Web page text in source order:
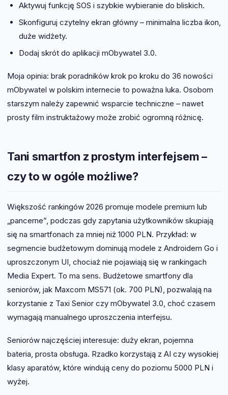
Aktywuj funkcję SOS i szybkie wybieranie do bliskich.
Skonfiguruj czytelny ekran główny – minimalna liczba ikon,
duże widżety.
Dodaj skrót do aplikacji mObywatel 3.0.
Moja opinia: brak poradników krok po kroku do 36 nowości
mObywatel w polskim internecie to poważna luka. Osobom
starszym należy zapewnić wsparcie techniczne – nawet
prosty film instruktażowy może zrobić ogromną różnicę.
Tani smartfon z prostym interfejsem –
czy to w ogóle możliwe?
Większość rankingów 2026 promuje modele premium lub
„pancerne”, podczas gdy zapytania użytkowników skupiają
się na smartfonach za mniej niż 1000 PLN. Przykład: w
segmencie budżetowym dominują modele z Androidem Go i
uproszczonym UI, chociaż nie pojawiają się w rankingach
Media Expert. To ma sens. Budżetowe smartfony dla
seniorów, jak Maxcom MS571 (ok. 700 PLN), pozwalają na
korzystanie z Taxi Senior czy mObywatel 3.0, choć czasem
wymagają manualnego uproszczenia interfejsu.
Seniorów najczęściej interesuje: duży ekran, pojemna
bateria, prosta obsługa. Rzadko korzystają z AI czy wysokiej
klasy aparatów, które windują ceny do poziomu 5000 PLN i
wyżej.